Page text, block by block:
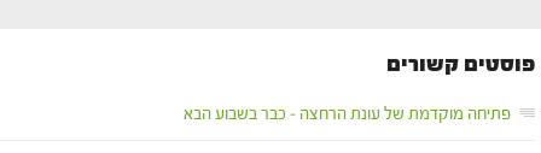
פוסטים קשורים
פתיחה מוקדמת של עונת הרחצה – כבר בשבוע הבא